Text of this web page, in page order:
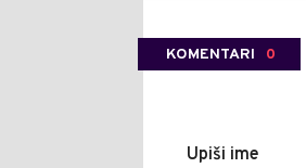
KOMENTARI 0
Upiši ime